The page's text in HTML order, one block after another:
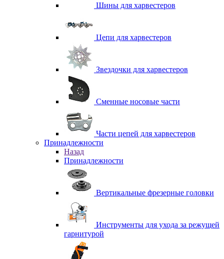
Шины для харвестеров
Цепи для харвестеров
Звездочки для харвестеров
Сменные носовые части
Части цепей для харвестеров
Принадлежности
Назад
Принадлежности
Вертикальные фрезерные головки
Инструменты для ухода за режущей
гарнитурой